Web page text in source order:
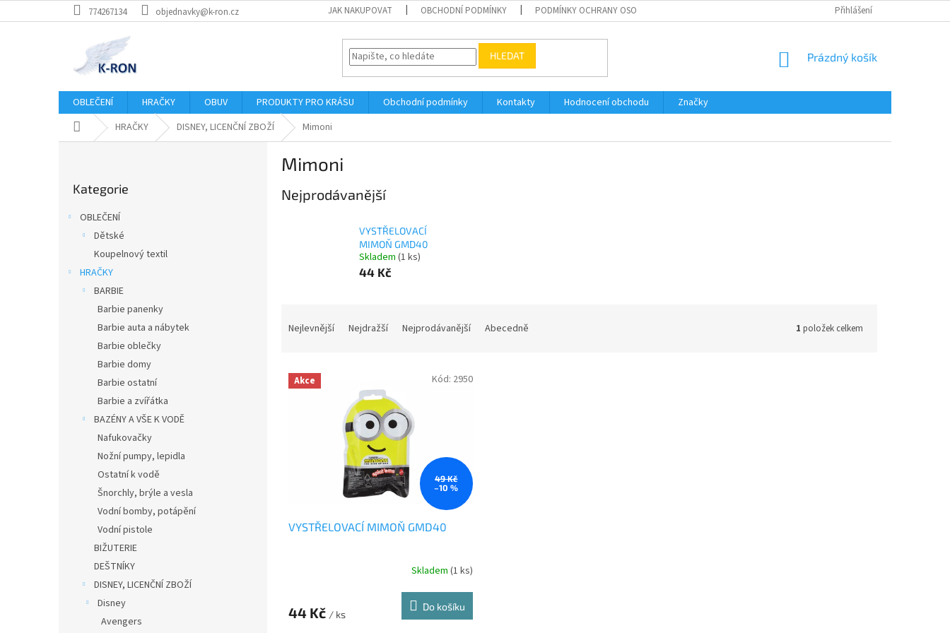
na
774267134 objednavky@k-ron.cz JAK NAKUPOVAT OBCHODNÍ PODMÍNKY PODMÍNKY OCHRANY OSOBNÍCH ÚDAJŮ Přihlášení
HLEDAT
NÁKUPNÍ
Prázdný košík
OBLEČENÍ HRAČKY OBUV PRODUKTY PRO KRÁSU Obchodní podmínky Kontakty Hodnocení obchodu
Značky
Domů HRAČKY DISNEY, LICENČNÍ ZBOŽÍ Mimoni
kategorie
Kategorie
OBLEČENÍ
Dětské
Koupelnový textil
HRAČKY
BARBIE
Barbie panenky
Barbie auta a nábytek
Barbie oblečky
Barbie domy
Barbie ostatní
Barbie a zvířátka
BAZÉNY A VŠE K VODĚ
Nafukovačky
Nožní pumpy, lepidla
Ostatní k vodě
Šnorchly, brýle a vesla
Vodní bomby, potápění
Vodní pistole
BIŽUTERIE
DEŠTNÍKY
DISNEY, LICENČNÍ ZBOŽÍ
Disney
Avengers
Mimoni
Nejprodávanější
VYSTŘELOVACÍ
MIMOŇ GMD40
Skladem (1 ks)
44 Kč
n
Nejlevnější Nejdražší Nejprodávanější Abecedně 1 položek celkem
V Akce
49 Kč
–10 %
VYSTŘELOVACÍ MIMOŇ GMD40
Skladem (1 ks)
44 Kč / ks
Do košíku
Kód: 2950